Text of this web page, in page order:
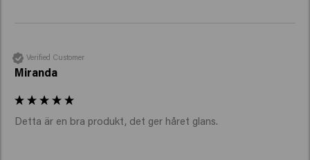
Verified Customer
Miranda
Detta är en bra produkt, det ger håret glans.